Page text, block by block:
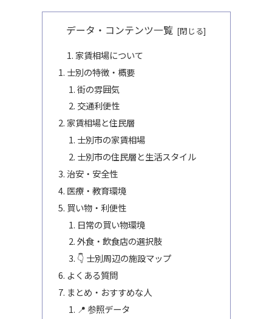
データ・コンテンツ一覧
家賃相場について
士別の特徴・概要
街の雰囲気
交通利便性
家賃相場と住民層
士別市の家賃相場
士別市の住民層と生活スタイル
治安・安全性
医療・教育環境
買い物・利便性
日常の買い物環境
外食・飲食店の選択肢
👇 士別周辺の施設マップ
よくある質問
まとめ・おすすめな人
📍 参照データ